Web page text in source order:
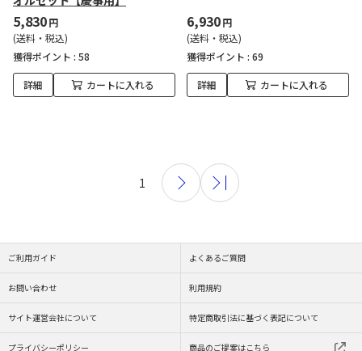
5,830円
(送料・税込)
獲得ポイント : 58
詳細 カートに入れる
6,930円
(送料・税込)
獲得ポイント : 69
詳細 カートに入れる
1
ご利用ガイド よくあるご質問
お問い合わせ 利用規約
サイト運営会社について 特定商取引法に基づく表記について
プライバシーポリシー 商品のご提案はこちら